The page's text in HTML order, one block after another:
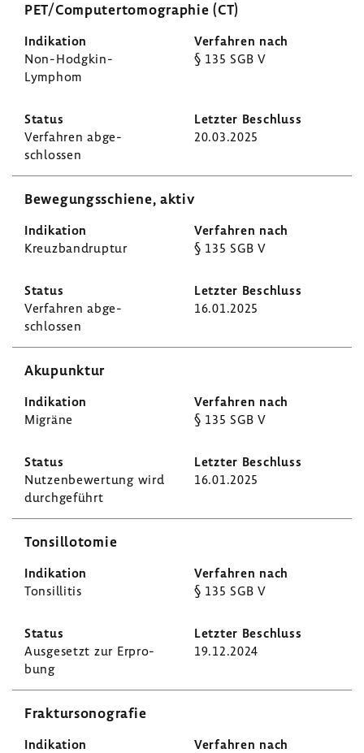
PET/Compu­ter­to­mo­gra­phie (CT)
Non-​Hodgkin-
Lymphom
§ 135 SGB V
Verfahren abge­
schlossen
20.03.2025
Bewe­gungs­schiene, aktiv
Kreuz­bandruptur § 135 SGB V
Verfahren abge­
schlossen
16.01.2025
Akupunktur
Migräne § 135 SGB V
Nutzen­be­wer­tung wird
durch­ge­führt
16.01.2025
Tonsil­lo­tomie
Tonsil­litis § 135 SGB V
Ausge­setzt zur Erpro­
bung
19.12.2024
Frak­tur­so­no­grafie